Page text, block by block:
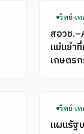
วิทย์-เท
สอวช
แม่นยำ
เกษตร
วิทย์-เท
แผนรัฐ